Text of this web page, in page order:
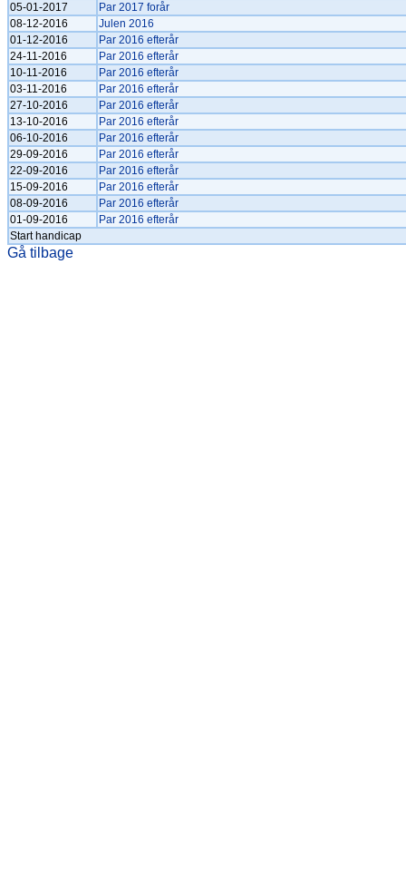
05-01-2017
Par 2017 forår
08-12-2016
Julen 2016
01-12-2016
Par 2016 efterår
24-11-2016
Par 2016 efterår
10-11-2016
Par 2016 efterår
03-11-2016
Par 2016 efterår
27-10-2016
Par 2016 efterår
13-10-2016
Par 2016 efterår
06-10-2016
Par 2016 efterår
29-09-2016
Par 2016 efterår
22-09-2016
Par 2016 efterår
15-09-2016
Par 2016 efterår
08-09-2016
Par 2016 efterår
01-09-2016
Par 2016 efterår
Start handicap
Gå tilbage